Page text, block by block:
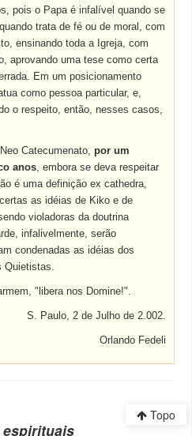
pois o Papa é infalível quando se
trata de fé ou de moral, com
ensinando toda a Igreja, com
aprovando uma tese como certa
Em um posicionamento
como pessoa particular, e,
o respeito, então, nesses casos,
Catecumenato,por um
anos, embora se deva respeitar
é uma definição ex cathedra,
as idéias de Kiko e de
violadoras da doutrina
infalivelmente, serão
condenadas as idéias dos
Quietistas.
"libera nos Domine!".
S. Paulo, 2 de Julho de 2.002.
Orlando Fedeli
Topo